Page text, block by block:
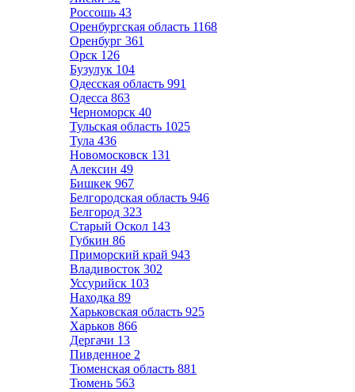
Россошь 43
Оренбургская область 1168
Оренбург 361
Орск 126
Бузулук 104
Одесская область 991
Одесса 863
Черноморск 40
Тульская область 1025
Тула 436
Новомосковск 131
Алексин 49
Бишкек 967
Белгородская область 946
Белгород 323
Старый Оскол 143
Губкин 86
Приморский край 943
Владивосток 302
Уссурийск 103
Находка 89
Харьковская область 925
Харьков 866
Дергачи 13
Пивденное 2
Тюменская область 881
Тюмень 563